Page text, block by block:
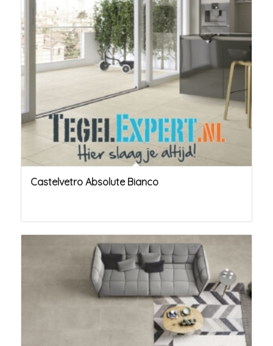
Castelvetro Absolute Bianco